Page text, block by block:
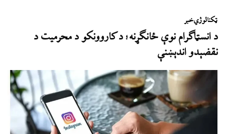
ټکنالوژيخبر
د انسټاګرام نوې ځانګړنه؛ د کاروونکو د محرمیت د
نقضېدو اندېښنې